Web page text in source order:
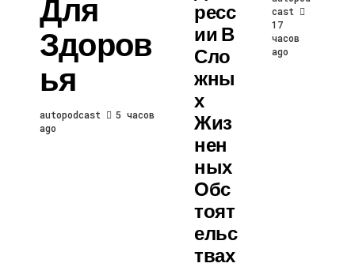
Для
Здоров
Ья
autopodcast
5 часов
ago
Ресс
Ии В
Сло
Жны
Х
Жиз
Нен
Ных
Обс
Тоят
Ельс
Твах
cast
17
часов
ago